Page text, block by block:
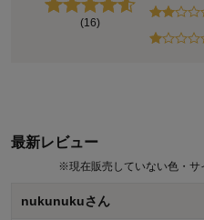
ーーーーーーーーーーーーーーー
こちらの商品は多くのお客さま
※一部キャンペーン実施期間中
解約も好きな時に自由にできます
ぜひこの機会にお試しください。
定期お届
ーーーーーーーーーーーーーーー
(16)
最新レビュー
※現在販売していない色・サ
nukunukuさん